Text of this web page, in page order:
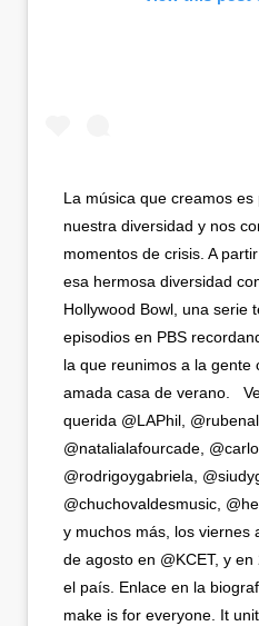
La música que creamos
nuestra diversidad y nos
momentos de crisis. A
esa hermosa diversidad
Hollywood Bowl, una serie
episodios en PBS
la que reunimos a la gente
amada casa de verano.
querida @LAPhil,
@natalialafourcade,
@rodrigoygabriela,
@chuchovaldesmusic,
y muchos más, los viernes
de agosto en @KCET, y
el país. Enlace en la
make is for everyone. It